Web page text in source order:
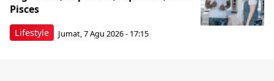
Lifestyle
Pisces
Jumat, 7 Agu 2026 - 17:15